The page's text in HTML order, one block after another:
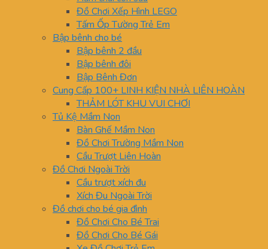
Đồ Chơi Xếp Hình LEGO
Tấm Ốp Tường Trẻ Em
Bập bênh cho bé
Bập bênh 2 đầu
Bập bênh đôi
Bập Bênh Đơn
Cung Cấp 100+ LINH KIỆN NHÀ LIÊN HOÀN
THẢM LÓT KHU VUI CHƠI
Tủ Kệ Mầm Non
Bàn Ghế Mầm Non
Đồ Chơi Trường Mầm Non
Cầu Trượt Liên Hoàn
Đồ Chơi Ngoài Trời
Cầu trượt xích đu
Xích Đu Ngoài Trời
Đồ chơi cho bé gia đình
Đồ Chơi Cho Bé Trai
Đồ Chơi Cho Bé Gái